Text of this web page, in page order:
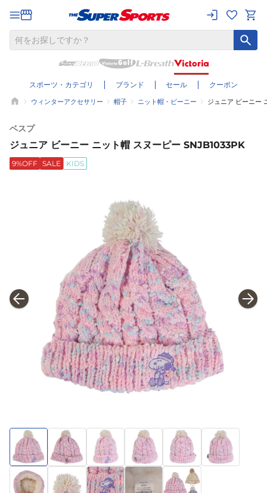
スポーツ・カテゴリ ブランド セール クーポン
ウィンターアクセサリー 帽子 ニット帽・ビーニー ジュニア ビーニー
ベスプ
ジュニア ビーニー ニット帽 スヌーピー SNJB1033PK
9%OFF SALE KIDS